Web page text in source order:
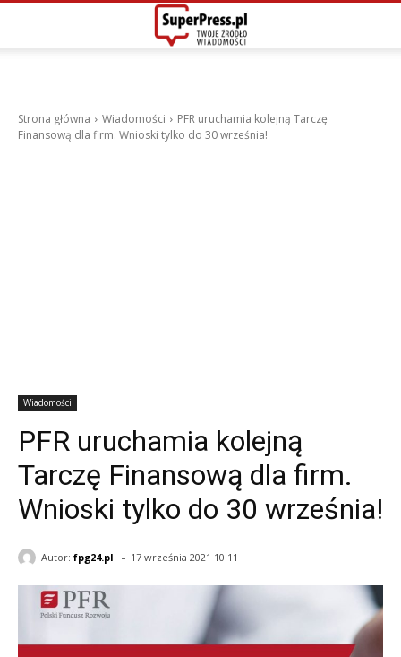
Strona główna Wiadomości
PFR uruchamia kolejną Tarczę
Finansową dla firm. Wnioski tylko do 30 września!
Wiadomości
PFR uruchamia kolejną
Tarczę Finansową dla firm.
Wnioski tylko do 30 września!
Autor: fpg24.pl - 17 września 2021 10:11